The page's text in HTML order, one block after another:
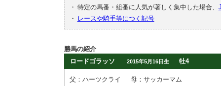
・ 特定の馬番・組番に人気が著しく集中した場合、
・
レースや騎手等につく記号
勝馬の紹介
ロードゴラッソ
2015年5月16日生 牡4
父：ハーツクライ
母：サッカーマム